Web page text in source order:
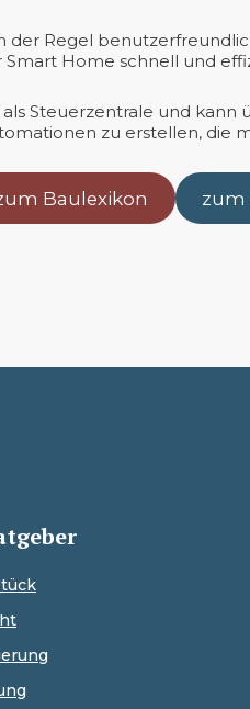
der Regel
Home schnell und
Steuerzentrale und
zu erstellen, die
Baulexikon zum